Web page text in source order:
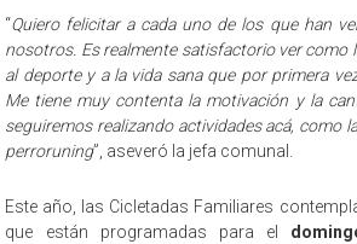
“Quiero felicitar a cada uno de los que han
nosotros. Es realmente satisfactorio ver como
al deporte y a la vida sana que por primera
Me tiene muy contenta la motivación y la
seguiremos realizando actividades acá, como
perroruning”, aseveró la jefa comunal.
Este año, las Cicletadas Familiares
que están programadas para el